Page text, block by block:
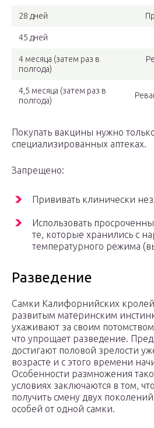
28 дней
45 дней
4 месяца (затем раз в
полгода)
4,5 месяца (затем раз в
полгода)
Покупать вакцины нужно
специализированных аптеках.
Запрещено:
Прививать клинически
Использовать
те, которые хранились с
температурного режима
Разведение
Самки Калифорнийских
развитым материнским
ухаживают за своим
что упрощает разведение.
достигают половой зрелости
возрасте и с этого времени
Особенности размножения
условиях заключаются в том,
получить смену двух
особей от одной самки.